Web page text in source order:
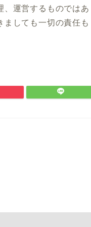
、運営するものではあ
ましても一切の責任も